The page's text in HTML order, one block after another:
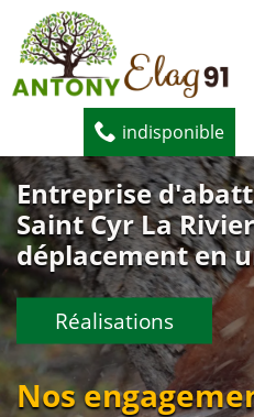
indisponible
Entreprise
Saint Cyr La
déplacement en
Réalisations
Nos